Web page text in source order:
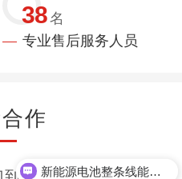
38名
专业售后服务人员
作
新能源电池整条线能做吗？